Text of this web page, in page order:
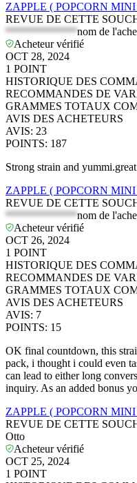
ZAPPLE ( POPCORN
REVUE DE CETTE
*************nom de
Acheteur vérifié
OCT 28, 2024
1 POINT
HISTORIQUE DES
RECOMMANDES DE
GRAMMES TOTAUX
AVIS DES ACHETEURS
AVIS: 23
POINTS: 187
Strong strain and
ZAPPLE ( POPCORN
REVUE DE CETTE
*************nom de
Acheteur vérifié
OCT 26, 2024
1 POINT
HISTORIQUE DES
RECOMMANDES DE
GRAMMES TOTAUX
AVIS DES ACHETEURS
AVIS: 7
POINTS: 15
OK final countdown, this
pack, i thought i could even
can lead to either long
inquiry. As an added bonus
ZAPPLE ( POPCORN
REVUE DE CETTE
Otto
Acheteur vérifié
OCT 25, 2024
1 POINT